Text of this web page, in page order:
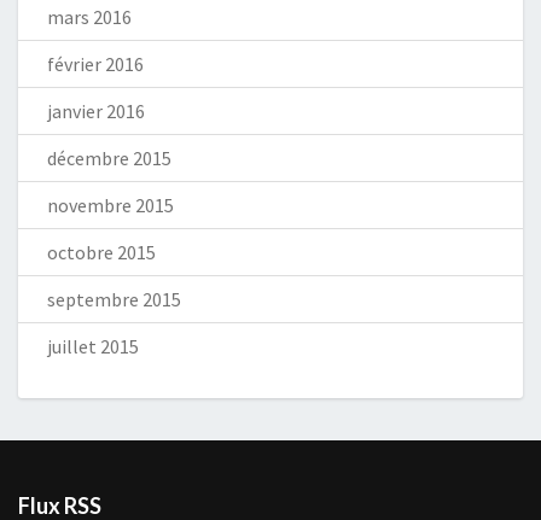
mars 2016
février 2016
janvier 2016
décembre 2015
novembre 2015
octobre 2015
septembre 2015
juillet 2015
Flux RSS